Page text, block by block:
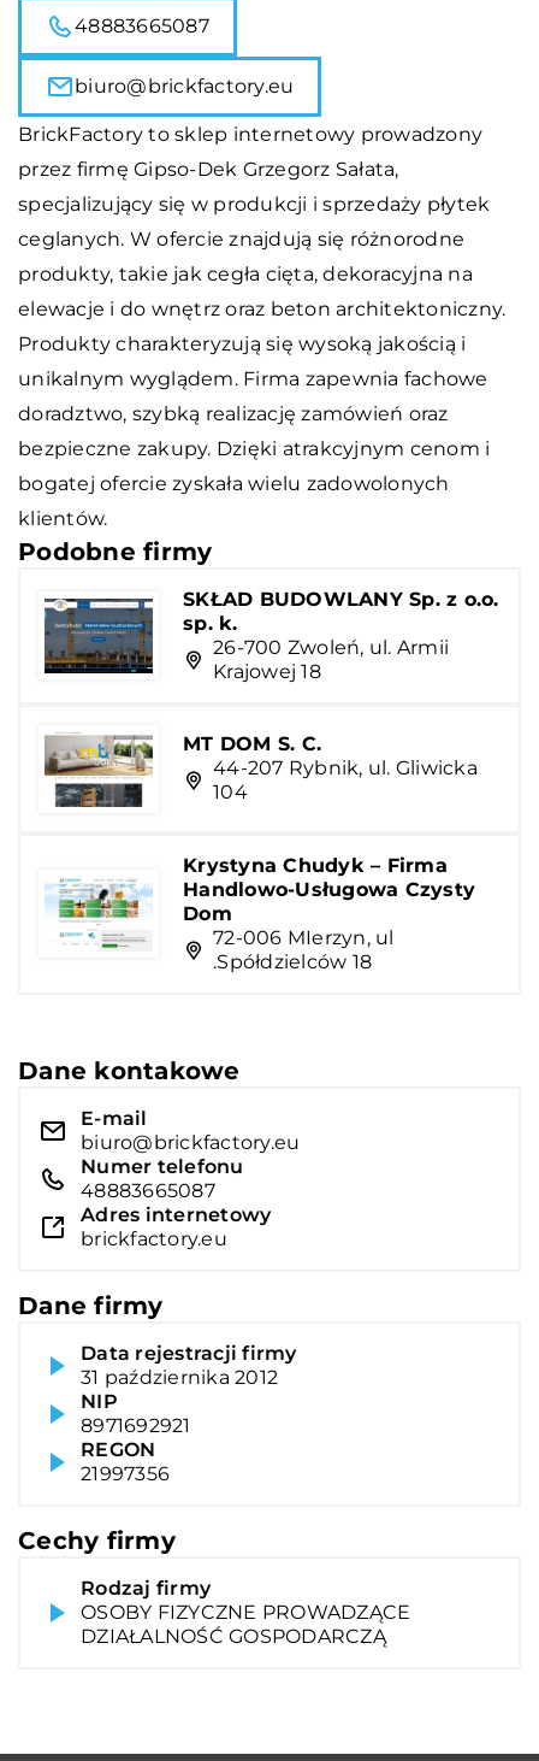
48883665087
biuro@brickfactory.eu
BrickFactory to sklep internetowy prowadzony
przez firmę Gipso-Dek Grzegorz Sałata,
specjalizujący się w produkcji i sprzedaży płytek
ceglanych. W ofercie znajdują się różnorodne
produkty, takie jak cegła cięta, dekoracyjna na
elewacje i do wnętrz oraz beton architektoniczny.
Produkty charakteryzują się wysoką jakością i
unikalnym wyglądem. Firma zapewnia fachowe
doradztwo, szybką realizację zamówień oraz
bezpieczne zakupy. Dzięki atrakcyjnym cenom i
bogatej ofercie zyskała wielu zadowolonych
klientów.
Podobne firmy
SKŁAD BUDOWLANY Sp. z o.o.
sp. k.
26-700 Zwoleń, ul. Armii
Krajowej 18
MT DOM S. C.
44-207 Rybnik, ul. Gliwicka
104
Krystyna Chudyk – Firma
Handlowo-Usługowa Czysty
Dom
72-006 MIerzyn, ul
.Spółdzielców 18
Dane kontakowe
E-mail
biuro@brickfactory.eu
Numer telefonu
48883665087
Adres internetowy
brickfactory.eu
Dane firmy
Data rejestracji firmy
31 października 2012
NIP
8971692921
REGON
21997356
Cechy firmy
Rodzaj firmy
OSOBY FIZYCZNE PROWADZĄCE
DZIAŁALNOŚĆ GOSPODARCZĄ